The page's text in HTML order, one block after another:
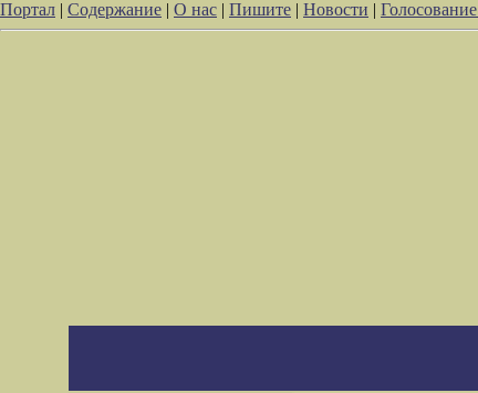
Портал | Содержание | О нас | Пишите | Новости | Голосование